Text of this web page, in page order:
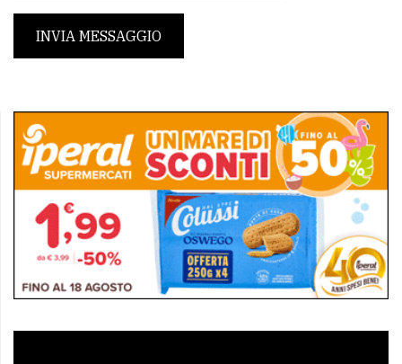
INVIA MESSAGGIO